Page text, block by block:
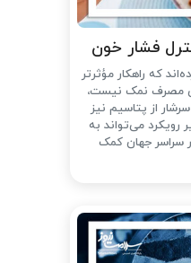
فشار خون
که راهکار مؤثرتر
مصرف نمک نیست،
از پتاسیم نیز
رویکرد می‌تواند به
سراسر جهان کمک